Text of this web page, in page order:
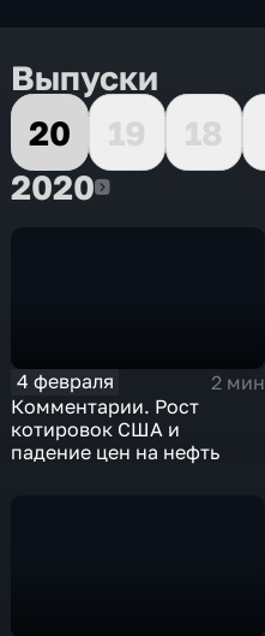
Выпуски
20
19 18
20202020
4 февраля
2 мин
Комментарии. Рост
котировок США и
падение цен на нефть